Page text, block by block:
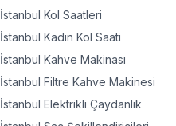
İstanbul Kol Saatleri
İstanbul Kadın Kol Saati
İstanbul Kahve Makinası
İstanbul Filtre Kahve Makinesi
İstanbul Elektrikli Çaydanlık